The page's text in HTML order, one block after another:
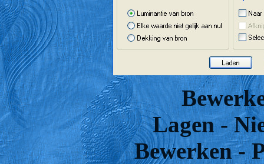
Lagen -
Bewerken -